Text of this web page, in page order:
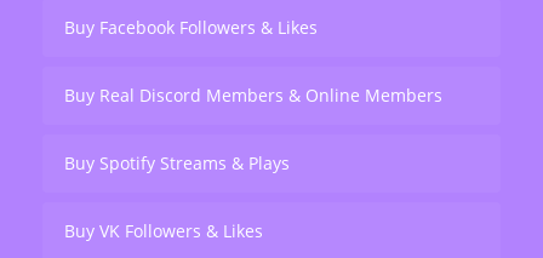
Buy Facebook Followers & Likes
Buy Real Discord Members & Online Members
Buy Spotify Streams & Plays
Buy VK Followers & Likes